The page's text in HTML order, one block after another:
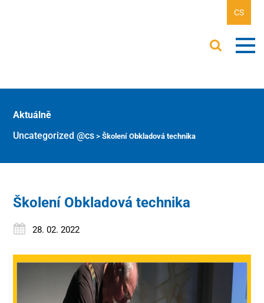
CS
Aktuálně
Uncategorized @cs >Školení Obkladová technika
Školení Obkladová technika
28. 02. 2022